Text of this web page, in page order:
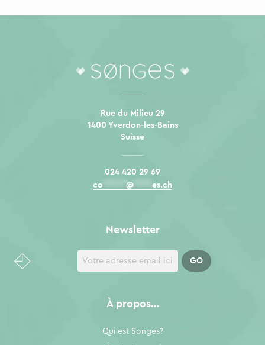
Rue du Milieu 29
1400 Yverdon-les-Bains
Suisse
024 420 29 69
co
@ es.ch
À propos…
Qui est Songes?
Newsletter